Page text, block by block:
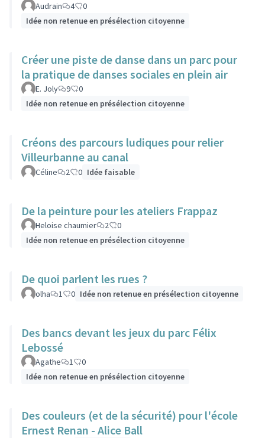
Audrain 4
0
Idée non retenue en présélection citoyenne
Créer une piste de danse dans un parc pour
la pratique de danses sociales en plein air
E. Joly 9
0
Idée non retenue en présélection citoyenne
Créons des parcours ludiques pour relier
Villeurbanne au canal
Céline 2 0 Idée faisable
De la peinture pour les ateliers Frappaz
Heloise chaumier 2
0
Idée non retenue en présélection citoyenne
De quoi parlent les rues ?
olha 1 0 Idée non retenue en présélection citoyenne
Des bancs devant les jeux du parc Félix
Lebossé
Agathe 1
0
Idée non retenue en présélection citoyenne
Des couleurs (et de la sécurité) pour l'école
Ernest Renan - Alice Ball